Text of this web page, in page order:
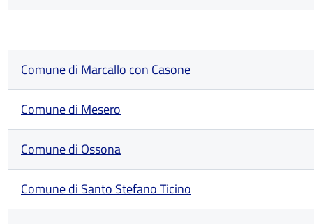
Comune di Marcallo con Casone
Comune di Mesero
Comune di Ossona
Comune di Santo Stefano Ticino